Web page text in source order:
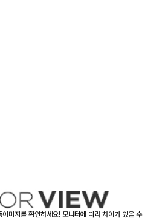
미지를 확인하세요! 모니터에 따라 차이가 있을 수